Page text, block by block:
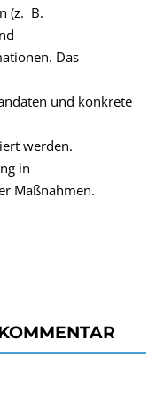
(z. B.
Das
und konkrete
werden.
in
Maßnahmen.